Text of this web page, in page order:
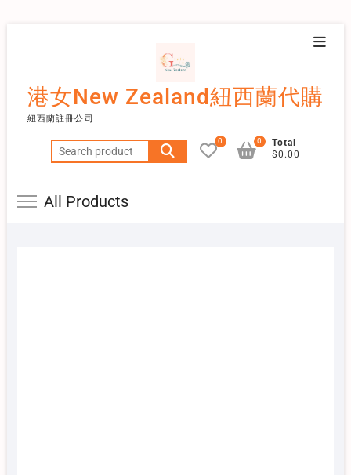
港女New Zealand紐西蘭代購
紐西蘭註冊公司
Search
for:
0
Total
$0.00
0
All Products